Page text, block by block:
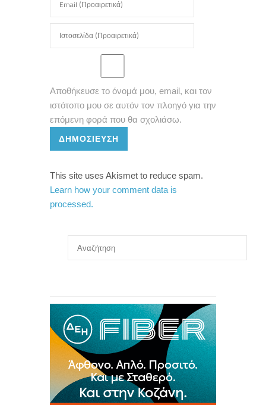
Αποθήκευσε το όνομά μου, email, και τον
ιστότοπο μου σε αυτόν τον πλοηγό για την
επόμενη φορά που θα σχολιάσω.
ΔΗΜΟΣΊΕΥΣΗ
This site uses Akismet to reduce spam.
Learn how your comment data is
processed.